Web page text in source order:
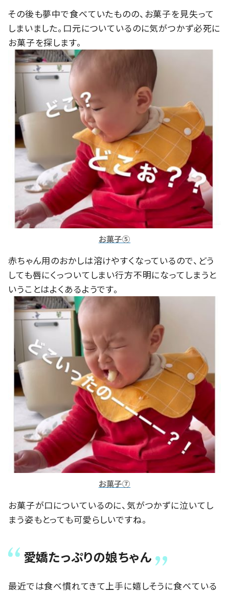
その後も夢中で食べていたものの、お菓子を見失って
しまいました。口元についているのに気がつかず必死に
お菓子を探します。
お菓子⑤
赤ちゃん用のおかしは溶けやすくなっているので、どう
しても唇にくっついてしまい行方不明になってしまうと
いうことはよくあるようです。
お菓子⑦
お菓子が口についているのに、気がつかずに泣いてし
まう姿もとっても可愛らしいですね。
愛嬌たっぷりの娘ちゃん
最近では食べ慣れてきて上手に嬉しそうに食べている